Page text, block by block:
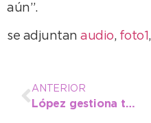
aún”.
se adjuntan audio, foto1 ,
ANTERIOR
López gestiona tomógrafo para el hospital y es inminente llegada del SAME al Distrito